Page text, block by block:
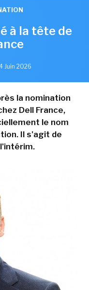
à la tête de
Juin 2026
la nomination
Dell France,
le nom
Il s'agit de